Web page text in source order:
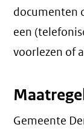
documenten
een
voorlezen of
Gemeente